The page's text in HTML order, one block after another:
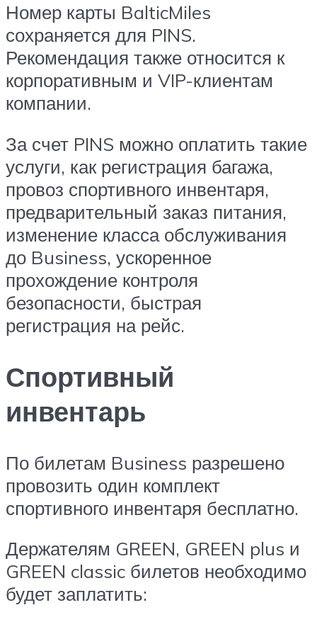
Номер карты BalticMiles
сохраняется для PINS.
Рекомендация также относится к
корпоративным и VIP-клиентам
компании.
За счет PINS можно оплатить такие
услуги, как регистрация багажа,
провоз спортивного инвентаря,
предварительный заказ питания,
изменение класса обслуживания
до Business, ускоренное
прохождение контроля
безопасности, быстрая
регистрация на рейс.
Спортивный
инвентарь
По билетам Business разрешено
провозить один комплект
спортивного инвентаря бесплатно.
Держателям GREEN, GREEN plus и
GREEN classic билетов необходимо
будет заплатить: